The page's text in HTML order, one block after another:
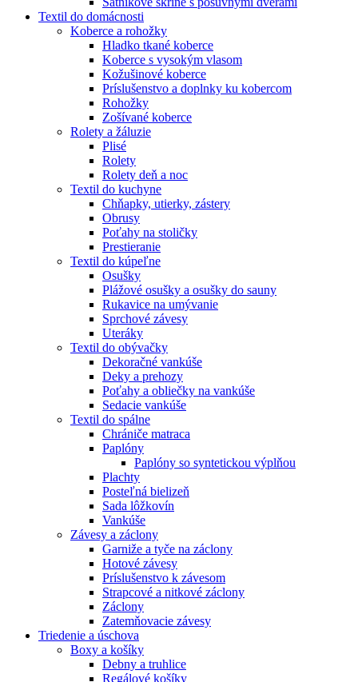
Textil do domácnosti
Koberce a rohožky
Hladko tkané koberce
Koberce s vysokým vlasom
Kožušinové koberce
Príslušenstvo a doplnky ku kobercom
Rohožky
Zošívané koberce
Rolety a žáluzie
Plisé
Rolety
Rolety deň a noc
Textil do kuchyne
Chňapky, utierky, zástery
Obrusy
Poťahy na stoličky
Prestieranie
Textil do kúpeľne
Osušky
Plážové osušky a osušky do sauny
Rukavice na umývanie
Sprchové závesy
Uteráky
Textil do obývačky
Dekoračné vankúše
Deky a prehozy
Poťahy a obliečky na vankúše
Sedacie vankúše
Textil do spálne
Chrániče matraca
Paplóny
Paplóny so syntetickou výplňou
Plachty
Posteľná bielizeň
Sada lôžkovín
Vankúše
Závesy a záclony
Garniže a tyče na záclony
Hotové závesy
Príslušenstvo k závesom
Strapcové a nitkové záclony
Záclony
Zatemňovacie závesy
Triedenie a úschova
Boxy a košíky
Debny a truhlice
Regálové košíky